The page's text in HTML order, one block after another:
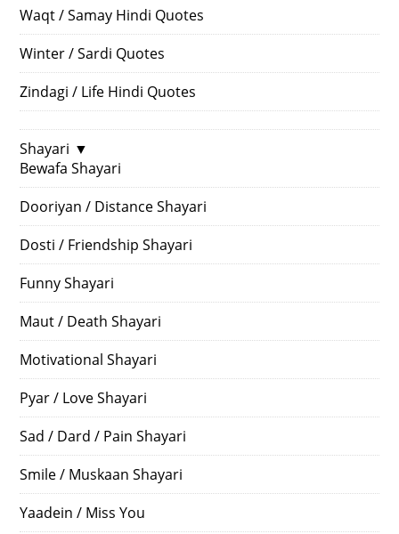
Waqt / Samay Hindi Quotes
Winter / Sardi Quotes
Zindagi / Life Hindi Quotes
Shayari ▼
Bewafa Shayari
Dooriyan / Distance Shayari
Dosti / Friendship Shayari
Funny Shayari
Maut / Death Shayari
Motivational Shayari
Pyar / Love Shayari
Sad / Dard / Pain Shayari
Smile / Muskaan Shayari
Yaadein / Miss You